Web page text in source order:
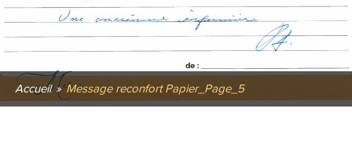
Accueil » Message reconfort Papier_Page_5